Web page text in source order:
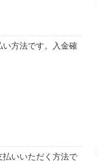
方法です。入金確
いいただく方法で